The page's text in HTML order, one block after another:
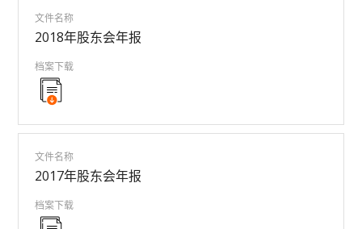
文件名称
2018年股东会年报
档案下载
文件名称
2017年股东会年报
档案下载